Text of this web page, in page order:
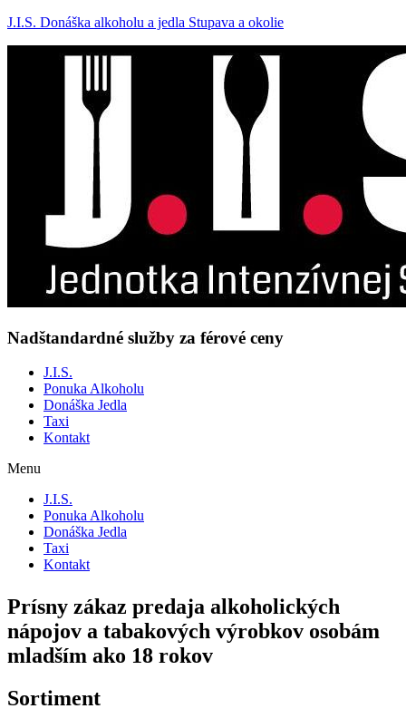
J.I.S. Donáška alkoholu a jedla Stupava a okolie
Nadštandardné služby za férové ceny
J.I.S.
Ponuka Alkoholu
Donáška Jedla
Taxi
Kontakt
Menu
J.I.S.
Ponuka Alkoholu
Donáška Jedla
Taxi
Kontakt
Prísny zákaz predaja alkoholických
nápojov a tabakových výrobkov osobám
mladším ako 18 rokov
Sortiment